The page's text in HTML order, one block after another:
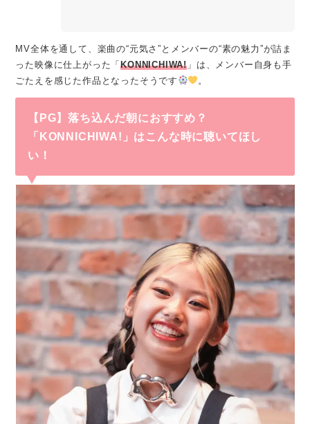
MV全体を通して、楽曲の“元気さ”とメンバーの“素の魅力”が詰ま
った映像に仕上がった「KONNICHIWA! 」は、メンバー自身も手
ごたえを感じた作品となったそうです
。
【PG】落ち込んだ朝におすすめ？
「KONNICHIWA!」はこんな時に聴いてほし
い！